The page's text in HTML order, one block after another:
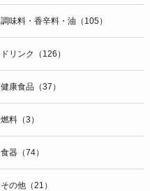
調味料・香辛料・油（105）
ドリンク（126）
健康食品（37）
燃料（3）
食器（74）
その他（21）